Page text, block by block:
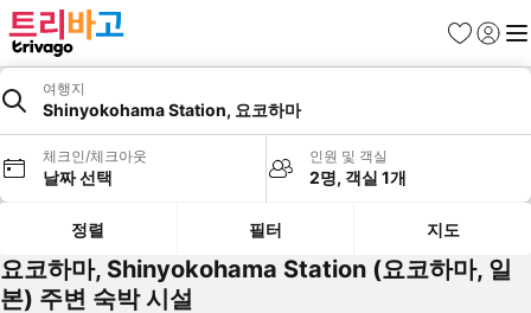
즐겨찾기
로그인
메
여행지
Shinyokohama Station, 요코하마
체크인/체크아웃
날짜 선택
인원 및 객실
2명, 객실 1개
정렬 필터 지도
요코하마, Shinyokohama Station (요코하마, 일
본) 주변 숙박 시설